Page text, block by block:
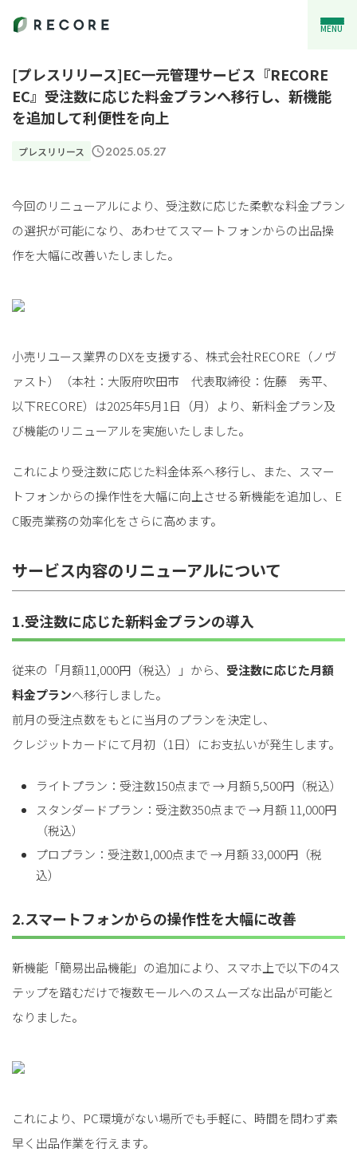
MENU
[プレスリリース]EC一元管理サービス『RECORE
EC』受注数に応じた料金プランへ移行し、新機能
を追加して利便性を向上
プレスリリース 2025.05.27
今回のリニューアルにより、受注数に応じた柔軟な料金プラン
の選択が可能になり、あわせてスマートフォンからの出品操
作を大幅に改善いたしました。
小売リユース業界のDXを支援する、株式会社RECORE（ノヴ
ァスト）（本社：大阪府吹田市 代表取締役：佐藤 秀平、
以下RECORE）は2025年5月1日（月）より、新料金プラン及
び機能のリニューアルを実施いたしました。
これにより受注数に応じた料金体系へ移行し、また、スマー
トフォンからの操作性を大幅に向上させる新機能を追加し、E
C販売業務の効率化をさらに高めます。
サービス内容のリニューアルについて
1.受注数に応じた新料金プランの導入
従来の「月額11,000円（税込）」から、 受注数に応じた月額
料金プランへ移行しました。
前月の受注点数をもとに当月のプランを決定し、
クレジットカードにて月初（1日）にお支払いが発生します。
ライトプラン：受注数150点まで → 月額 5,500円（税込）
スタンダードプラン：受注数350点まで → 月額 11,000円
（税込）
プロプラン：受注数1,000点まで → 月額 33,000円（税
込）
2.スマートフォンからの操作性を大幅に改善
新機能「簡易出品機能」の追加により、スマホ上で以下の4ス
テップを踏むだけで複数モールへのスムーズな出品が可能と
なりました。
これにより、PC環境がない場所でも手軽に、時間を問わず素
早く出品作業を行えます。